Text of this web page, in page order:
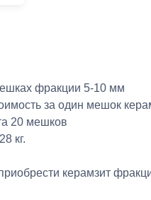
фракции 5-10 мм
за один мешок
20 мешков
кг.
керамзит